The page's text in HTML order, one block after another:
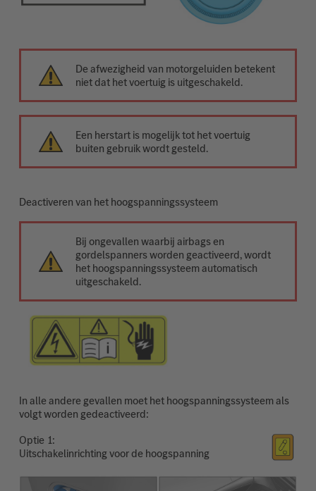
De afwezigheid van motorgeluiden betekent
niet dat het voertuig is uitgeschakeld.
Een herstart is mogelijk tot het voertuig
buiten gebruik wordt gesteld.
Deactiveren van het hoogspanningssysteem
Bij ongevallen waarbij airbags en
gordelspanners worden geactiveerd, wordt
het hoogspanningssysteem automatisch
uitgeschakeld.
In alle andere gevallen moet het hoogspanningssysteem als
volgt worden gedeactiveerd:
Optie
Uitschakelinrichting voor de hoogspanning